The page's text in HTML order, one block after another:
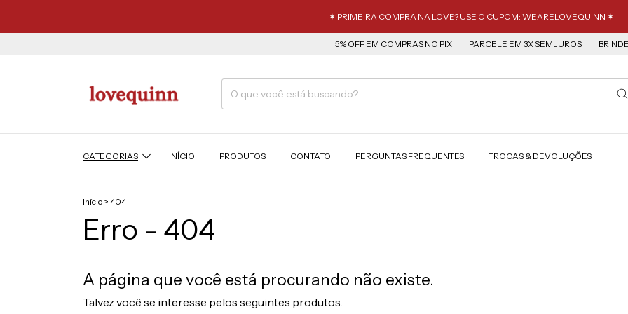
✶ PRIMEIRA COMPRA NA LOVE? USE O CUPOM: WEARELOVEQUINN ✶
5% OFF EM COMPRAS NO PIX PARCELE EM 3X SEM JUROS BRINDES
CATEGORIAS INÍCIO PRODUTOS CONTATO PERGUNTAS FREQUENTES TROCAS & DEVOLUÇÕES
Início > 404
Erro - 404
A página que você está procurando não existe.
Talvez você se interesse pelos seguintes produtos.